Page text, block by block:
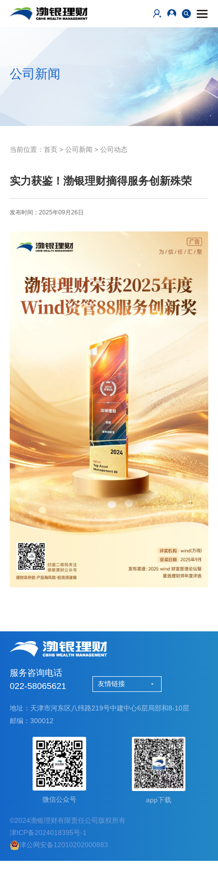
公司新闻
当前位置： 首页 > 公司新闻 > 公司动态
实力获鉴！渤银理财摘得服务创新殊荣
发布时间：2025年09月26日
服务咨询电话
022-58065621
友情链接
地址：天津市河东区八纬路219号中建中心6层局部和8-10层
邮编：300012
微信公众号 app下载
©2024渤银理财有限责任公司版权所有
津ICP备2024018395号-1
津公网安备12010202000883